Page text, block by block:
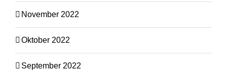
November 2022
Oktober 2022
September 2022